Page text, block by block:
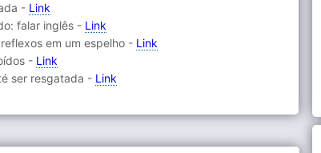
- Link
falar inglês - Link
em um espelho - Link
- Link
ser resgatada - Link